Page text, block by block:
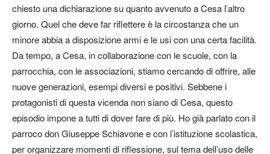
chiesto una dichiarazione su quanto avvenuto a Cesa l’altro
giorno. Quel che deve far riflettere è la circostanza che un
minore abbia a disposizione armi e le usi con una certa facilità.
Da tempo, a Cesa, in collaborazione con le scuole, con la
parrocchia, con le associazioni, stiamo cercando di offrire, alle
nuove generazioni, esempi diversi e positivi. Sebbene i
protagonisti di questa vicenda non siano di Cesa, questo
episodio impone a tutti di dover fare di più. Ho già parlato con il
parroco don Giuseppe Schiavone e con l’istituzione scolastica,
per organizzare momenti di riflessione, sul tema dell’uso delle